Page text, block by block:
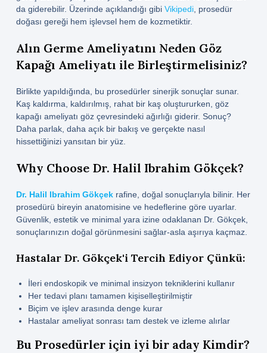
da giderebilir. Üzerinde açıklandığı gibi Vikipedi, prosedür
doğası gereği hem işlevsel hem de kozmetiktir.
Alın Germe Ameliyatını Neden Göz
Kapağı Ameliyatı ile Birleştirmelisiniz?
Birlikte yapıldığında, bu prosedürler sinerjik sonuçlar sunar.
Kaş kaldırma, kaldırılmış, rahat bir kaş oluştururken, göz
kapağı ameliyatı göz çevresindeki ağırlığı giderir. Sonuç?
Daha parlak, daha açık bir bakış ve gerçekte nasıl
hissettiğinizi yansıtan bir yüz.
Why Choose Dr. Halil Ibrahim Gökçek?
Dr. Halil Ibrahim Gökçekrafine, doğal sonuçlarıyla bilinir. Her
prosedürü bireyin anatomisine ve hedeflerine göre uyarlar.
Güvenlik, estetik ve minimal yara izine odaklanan Dr. Gökçek,
sonuçlarınızın doğal görünmesini sağlar-asla aşırıya kaçmaz.
Hastalar Dr. Gökçek'i Tercih Ediyor Çünkü:
İleri endoskopik ve minimal insizyon tekniklerini kullanır
Her tedavi planı tamamen kişiselleştirilmiştir
Biçim ve işlev arasında denge kurar
Hastalar ameliyat sonrası tam destek ve izleme alırlar
Bu Prosedürler için iyi bir aday Kimdir?